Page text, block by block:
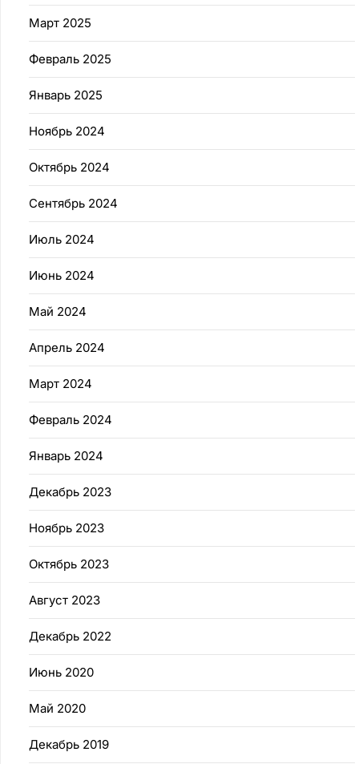
Март 2025
Февраль 2025
Январь 2025
Ноябрь 2024
Октябрь 2024
Сентябрь 2024
Июль 2024
Июнь 2024
Май 2024
Апрель 2024
Март 2024
Февраль 2024
Январь 2024
Декабрь 2023
Ноябрь 2023
Октябрь 2023
Август 2023
Декабрь 2022
Июнь 2020
Май 2020
Декабрь 2019